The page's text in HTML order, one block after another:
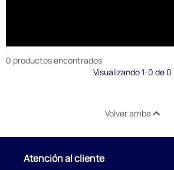
0 productos encontrados
Visualizando 1-0 de 0
Volver arriba
Atención al cliente